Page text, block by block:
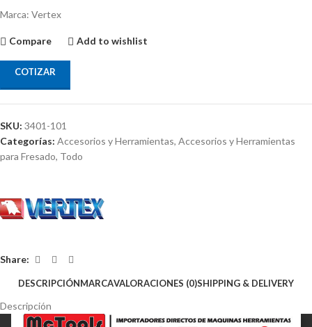
Marca: Vertex
Compare Add to wishlist
COTIZAR
SKU: 3401-101
Categorías: Accesorios y Herramientas, Accesorios y Herramientas
para Fresado, Todo
Share:
DESCRIPCIÓNMARCAVALORACIONES (0)SHIPPING & DELIVERY
Descripción